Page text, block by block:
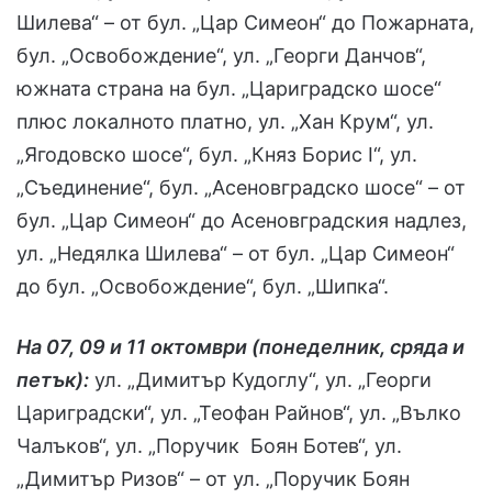
Шилева“ – от бул. „Цар Симеон“ до Пожарната,
бул. „Освобождение“, ул. „Георги Данчов“,
южната страна на бул. „Цариградско шосе“
плюс локалното платно, ул. „Хан Крум“, ул.
„Ягодовско шосе“, бул. „Княз Борис I“, ул.
„Съединение“, бул. „Асеновградско шосе“ – от
бул. „Цар Симеон“ до Асеновградския надлез,
ул. „Недялка Шилева“ – от бул. „Цар Симеон“
до бул. „Освобождение“, бул. „Шипка“.
На 07, 09 и 11 октомври (понеделник, сряда и
петък): ул. „Димитър Кудоглу“, ул. „Георги
Цариградски“, ул. „Теофан Райнов“, ул. „Вълко
Чалъков“, ул. „Поручик Боян Ботев“, ул.
„Димитър Ризов“ – от ул. „Поручик Боян